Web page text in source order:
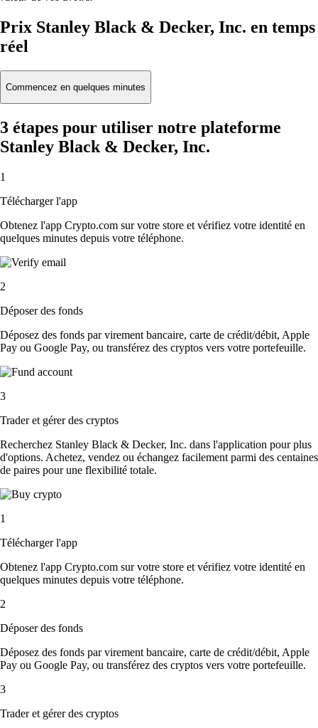
Prix Stanley Black & Decker, Inc. en temps
réel
Commencez en quelques minutes
3 étapes pour utiliser notre plateforme
Stanley Black & Decker, Inc.
1
Télécharger l'app
Obtenez l'app Crypto.com sur votre store et vérifiez votre identité en
quelques minutes depuis votre téléphone.
2
Déposer des fonds
Déposez des fonds par virement bancaire, carte de crédit/débit, Apple
Pay ou Google Pay, ou transférez des cryptos vers votre portefeuille.
3
Trader et gérer des cryptos
Recherchez Stanley Black & Decker, Inc. dans l'application pour plus
d'options. Achetez, vendez ou échangez facilement parmi des centaines
de paires pour une flexibilité totale.
1
Télécharger l'app
Obtenez l'app Crypto.com sur votre store et vérifiez votre identité en
quelques minutes depuis votre téléphone.
2
Déposer des fonds
Déposez des fonds par virement bancaire, carte de crédit/débit, Apple
Pay ou Google Pay, ou transférez des cryptos vers votre portefeuille.
3
Trader et gérer des cryptos